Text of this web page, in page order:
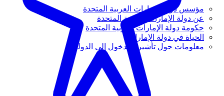
مؤسس دولة الإمارات العربية المتحدة
عن دولة الإمارات العربية المتحدة
حكومة دولة الإمارات العربية المتحدة
الحياة في دولة الإمارات
معلومات حول تأشيرة الدخول إلى الدولة